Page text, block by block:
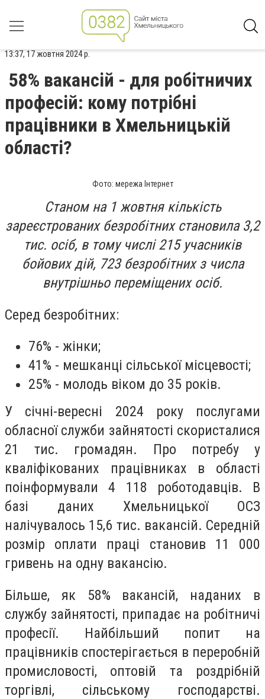
13:37, 17 жовтня 2024 р.
58% вакансій - для робітничих
професій: кому потрібні
працівники в Хмельницькій
області?
Фото: мережа Інтернет
Станом на 1 жовтня кількість
зареєстрованих безробітних становила 3,2
тис. осіб, в тому числі 215 учасників
бойових дій, 723 безробітних з числа
внутрішньо переміщених осіб.
Серед безробітних:
76% - жінки;
41% - мешканці сільської місцевості;
25% - молодь віком до 35 років.
У січні-вересні 2024 року послугами
обласної служби зайнятості скористалися
21 тис. громадян. Про потребу у
кваліфікованих працівниках в області
поінформували 4 118 роботодавців. В
базі даних Хмельницької ОСЗ
налічувалось 15,6 тис. вакансій. Середній
розмір оплати праці становив 11 000
гривень на одну вакансію.
Більше, як 58% вакансій, наданих в
службу зайнятості, припадає на робітничі
професії. Найбільший попит на
працівників спостерігається в переробній
промисловості, оптовій та роздрібній
торгівлі, сільському господарстві.